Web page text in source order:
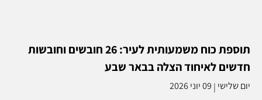
תוספת כוח משמעותית לעיר: 26 חובשים וחובשות
חדשים לאיחוד הצלה בבאר שבע
יום שלישי | 09 יוני 2026